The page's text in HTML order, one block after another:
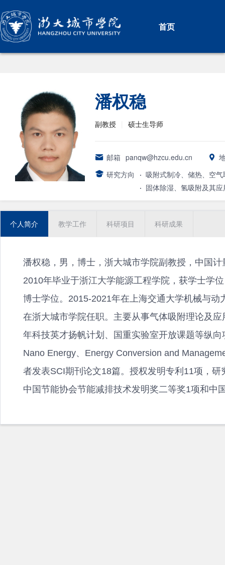
首页
潘权稳
副教授 硕士生导师
邮箱 panqw@hzcu.edu.cn
研究方向
· 吸附式制冷、储热、空
· 固体除湿、氢吸附及其应
个人简介 教学工作 科研项目 科研成果
潘权稳，男，博士，浙大城市学院副教授，中国
2010年毕业于浙江大学能源工程学院，获学士学
博士学位。2015-2021年在上海交通大学机械与
在浙大城市学院任职。主要从事气体吸附理论及
年科技英才扬帆计划、国重实验室开放课题等纵
Nano Energy、Energy Conversion and
者发表SCI期刊论文18篇。授权发明专利11项，
中国节能协会节能减排技术发明奖二等奖1项和中